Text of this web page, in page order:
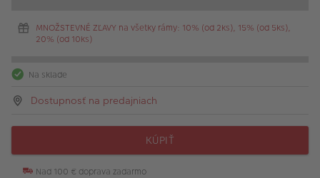
MNOŽSTEVNÉ ZĽAVY na všetky rámy: 10% (od 2ks), 15% (od 5ks),
20% (od 10ks)
Na sklade
Dostupnosť na predajniach
KÚPIŤ
Nad 100 € doprava zadarmo